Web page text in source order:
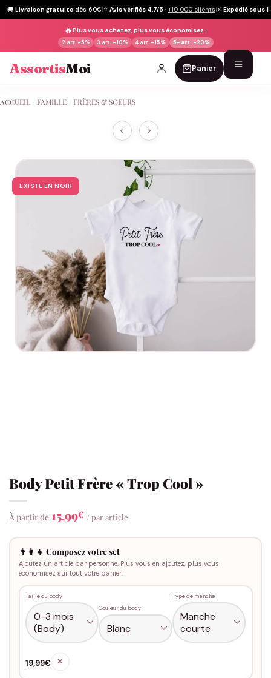
🚚 Livraison gratuite dès 60€|⭐ Avis vérifiés 4,7/5 · +10 000 clients|⚡ Expédié sous
🔥Plus vous achetez, plus vous économisez :
2 art. -5% 3 art. -10% 4 art. -15% 5+ art. -20%
AssortisMoi Panier
au
ACCUEIL FAMILLE FRÈRES & SOEURS
EXISTE EN NOIR
Body Petit Frère « Trop Cool »
À partir de 15,99€ / par article
👨‍👩‍👧 Composez votre set
Ajoutez un article par personne. Plus vous en ajoutez, plus vous
économisez sur tout votre panier.
Taille du body
Couleur du body
Type de manche
19,99€ ✕